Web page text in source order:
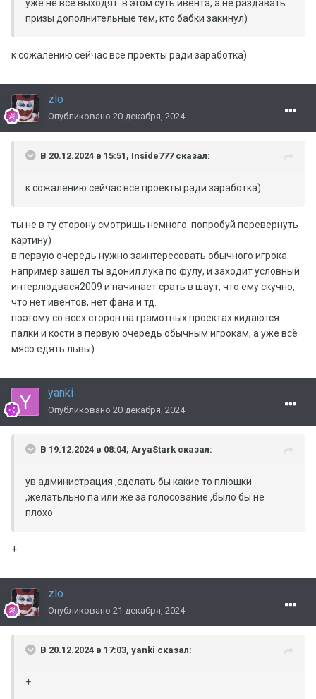
уже не все выходят. в этом суть ивента, а не раздавать
призы дополнительные тем, кто бабки закинул)
к сожалению сейчас все проекты ради заработка)
zlo
Опубликовано 20 декабря, 2024
В 20.12.2024 в 15:51, Inside777сказал:
к сожалению сейчас все проекты ради заработка)
ты не в ту сторону смотришь немного. попробуй перевернуть
картину)
в первую очередь нужно заинтересовать обычного игрока.
например зашел ты вдонил лука по фулу, и заходит условный
интерлюдвася2009 и начинает срать в шаут, что ему скучно,
что нет ивентов, нет фана и тд.
поэтому со всех сторон на грамотных проектах кидаются
палки и кости в первую очередь обычным игрокам, а уже всё
мясо едять львы)
yanki
Опубликовано 20 декабря, 2024
В 19.12.2024 в 08:04, AryaStark сказал:
ув администрация ,сделать бы какие то плюшки
,желатьльно па или же за голосование ,было бы не
плохо
+
zlo
Опубликовано 21 декабря, 2024
В 20.12.2024 в 17:03, yanki сказал:
+